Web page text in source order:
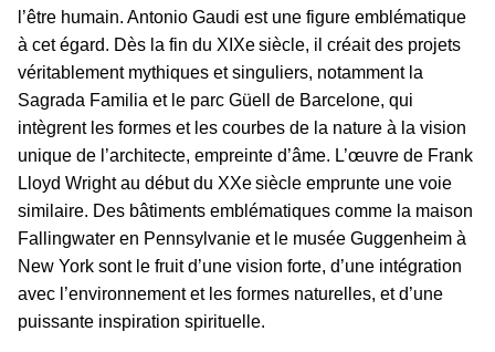
l’être humain. Antonio Gaudi est une figure emblématique
à cet égard. Dès la fin du XIXe siècle, il créait des projets
véritablement mythiques et singuliers, notamment la
Sagrada Familia et le parc Güell de Barcelone, qui
intègrent les formes et les courbes de la nature à la vision
unique de l’architecte, empreinte d’âme. L’œuvre de Frank
Lloyd Wright au début du XXe siècle emprunte une voie
similaire. Des bâtiments emblématiques comme la maison
Fallingwater en Pennsylvanie et le musée Guggenheim à
New York sont le fruit d’une vision forte, d’une intégration
avec l’environnement et les formes naturelles, et d’une
puissante inspiration spirituelle.